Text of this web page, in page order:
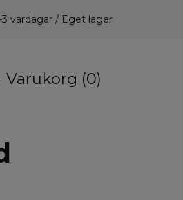
3 vardagar / Eget lager
Varukorg (0)